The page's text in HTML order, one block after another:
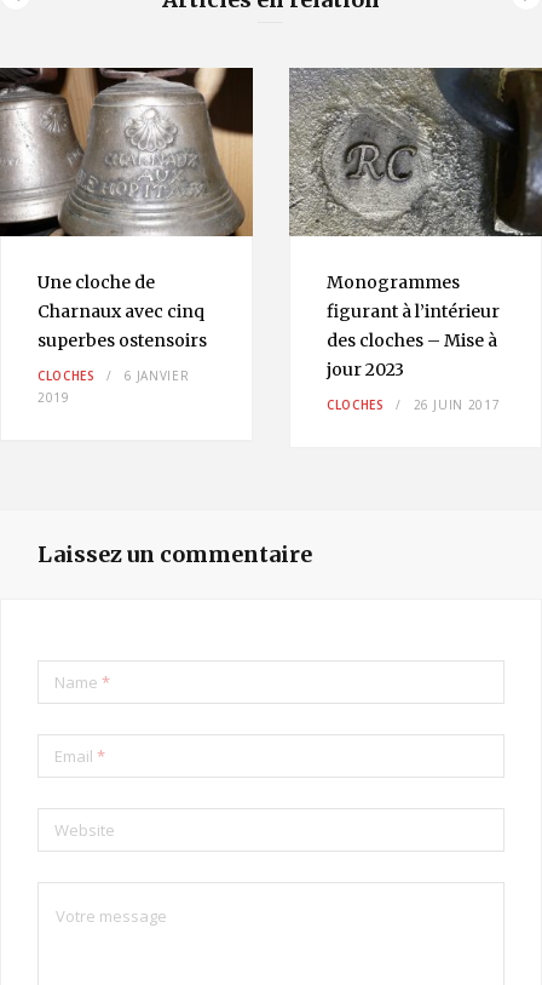
Une cloche de
Charnaux avec cinq
superbes ostensoirs
CLOCHES
6 JANVIER
2019
Monogrammes
figurant à l’intérieur
des cloches – Mise à
jour 2023
CLOCHES 26 JUIN 2017
Laissez un commentaire
Name *
Email *
Website